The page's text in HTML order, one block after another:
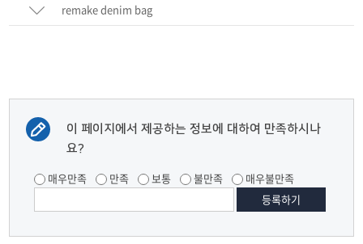
remake denim bag
이 페이지에서 제공하는 정보에 대하여 만족하시나
요?
매우만족 만족 보통 불만족 매우불만족